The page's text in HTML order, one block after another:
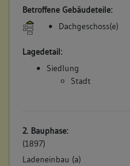
Betroffene Gebäudeteile:
Dachgeschoss(e)
Lagedetail:
Siedlung
Stadt
2. Bauphase:
(1897)
Ladeneinbau (a)